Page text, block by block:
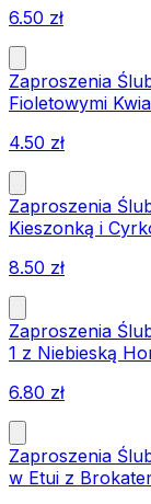
6.50 zł
Zaproszenia
Fioletowymi
4.50 zł
Zaproszenia
Kieszonką i
8.50 zł
Zaproszenia
1 z Niebieską
6.80 zł
Zaproszenia
w Etui z